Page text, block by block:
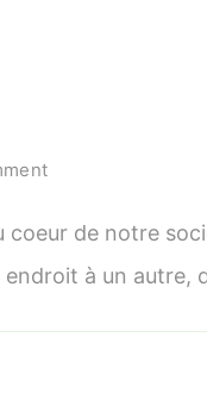
on
temps
coeur de notre
à un autre,